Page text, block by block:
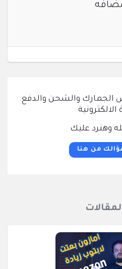
والشحن والدفع
الالكترونية
وهنرد عليك
من هنا